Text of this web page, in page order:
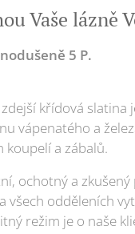
Vaše lázně
5 P.
zdejší křídová slatina
vápenatého a
a zábalů.
ochotný a
všech odděleních
režim je o naše